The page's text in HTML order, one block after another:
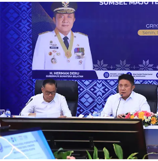
lokal
dan
dinamis,
memiliki
kisaran
harga
iklan
yang
relatif
lebih
murah
dari
Koran